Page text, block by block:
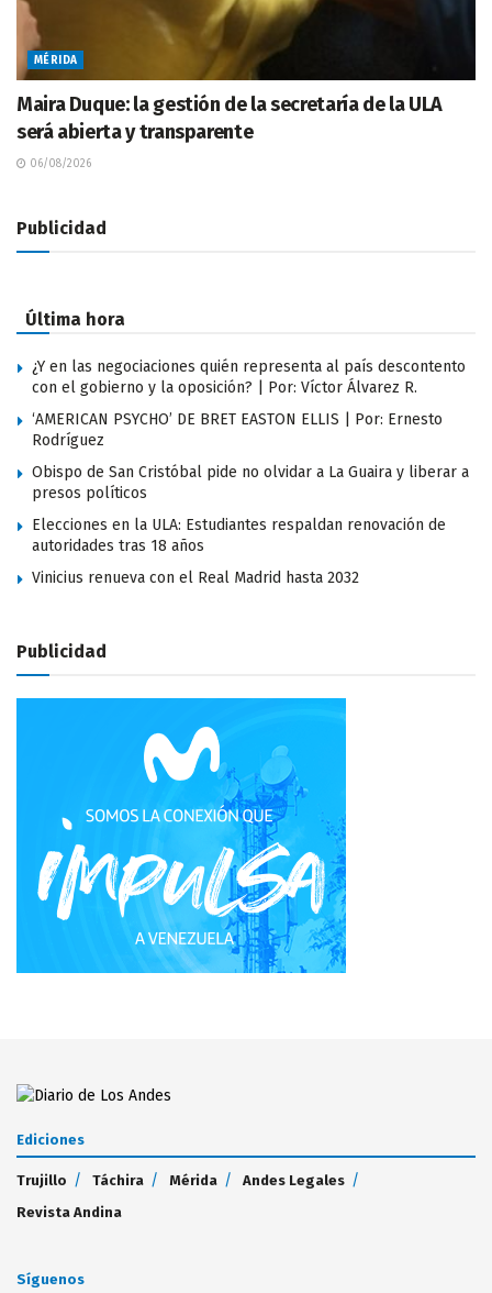
MÉRIDA
Maira Duque: la gestión de la secretaría de la ULA
será abierta y transparente
06/08/2026
Publicidad
Última hora
¿Y en las negociaciones quién representa al país descontento
con el gobierno y la oposición? | Por: Víctor Álvarez R.
‘AMERICAN PSYCHO’ DE BRET EASTON ELLIS | Por: Ernesto
Rodríguez
Obispo de San Cristóbal pide no olvidar a La Guaira y liberar a
presos políticos
Elecciones en la ULA: Estudiantes respaldan renovación de
autoridades tras 18 años
Vinicius renueva con el Real Madrid hasta 2032
Publicidad
Ediciones
Trujillo Táchira Mérida
Andes Legales
Revista Andina
Síguenos